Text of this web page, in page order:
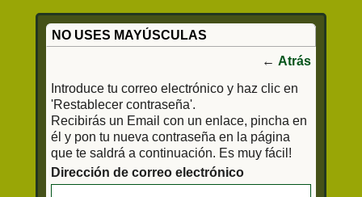
NO USES MAYÚSCULAS
← Atrás
Introduce tu correo electrónico y haz clic en
'Restablecer contraseña'.
Recibirás un Email con un enlace, pincha en
él y pon tu nueva contraseña en la página
que te saldrá a continuación. Es muy fácil!
Dirección de correo electrónico